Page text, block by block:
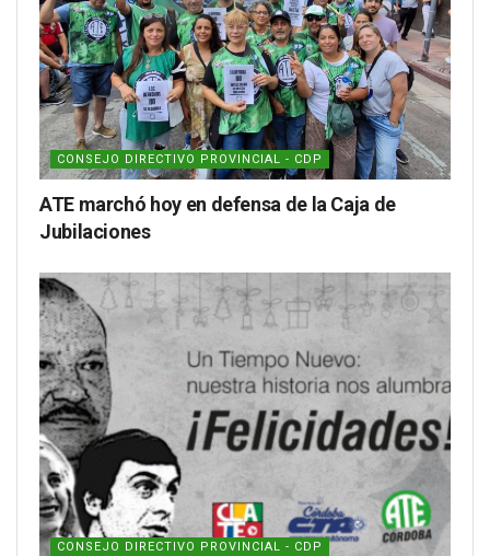
CONSEJO DIRECTIVO PROVINCIAL - CDP
ATE marchó hoy en defensa de la Caja de
Jubilaciones
CONSEJO DIRECTIVO PROVINCIAL - CDP